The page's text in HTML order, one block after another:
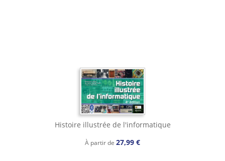
Histoire illustrée de l'informatique
À partir de 27,99 €